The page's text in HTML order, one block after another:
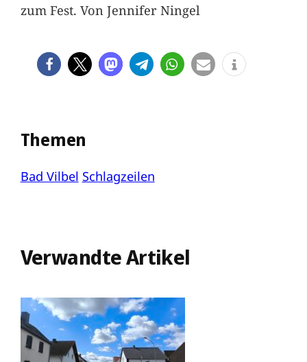
zum Fest. Von Jennifer Ningel
Themen
Bad Vilbel Schlagzeilen
Verwandte Artikel